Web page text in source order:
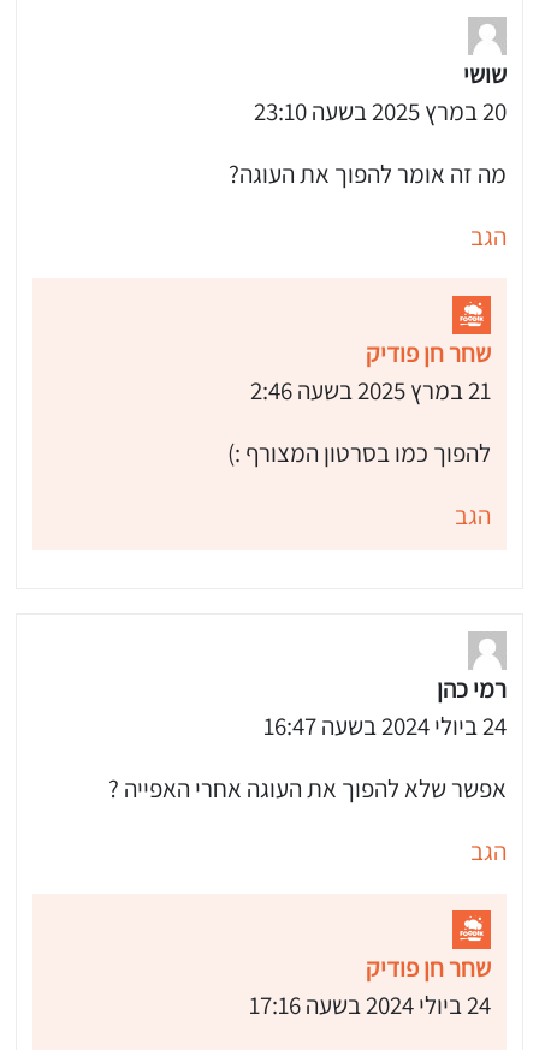
שלי "פודיק" כמנויים עוד היום!
כמנויים ותלחצו על הפעמון תקבלו התראה לטלפון הנייד ברגע שעולה מתכון חדש לערוץ,
שושי
20 במרץ 2025 בשעה 23:10
מה זה אומר להפוך את העוגה?
הגב
שחר חן פודיק
21 במרץ 2025 בשעה 2:46
להפוך כמו בסרטון המצורף :)
הגב
רמי כהן
24 ביולי 2024 בשעה 16:47
אפשר שלא להפוך את העוגה אחרי האפייה ?
הגב
שחר חן פודיק
24 ביולי 2024 בשעה 17:16